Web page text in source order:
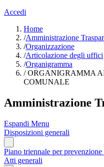
Accedi
Home
/Amministrazione
/Organizzazione
/Articolazione degli uffici
/Organigramma
/ORGANIGRAMMA
COMUNALE
Amministrazione
Espandi Menu
Disposizioni generali
Piano triennale per
Atti generali